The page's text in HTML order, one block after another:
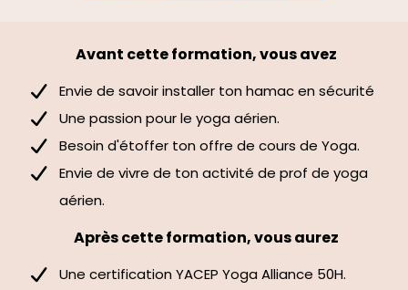
Avant cette formation, vous avez
Envie de savoir installer ton hamac en sécurité
Une passion pour le yoga aérien.
Besoin d'étoffer ton offre de cours de Yoga.
Envie de vivre de ton activité de prof de yoga
aérien.
Après cette formation, vous aurez
Une certification YACEP Yoga Alliance 50H.